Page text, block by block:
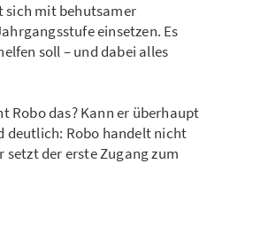
sich mit behutsamer
einsetzen. Es
soll – und dabei alles
Robo das? Kann er überhaupt
deutlich: Robo handelt nicht
der erste Zugang zum